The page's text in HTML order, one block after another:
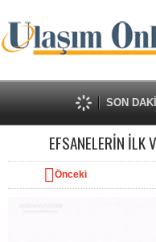
SON
EFSANELERİN İLK
Önceki